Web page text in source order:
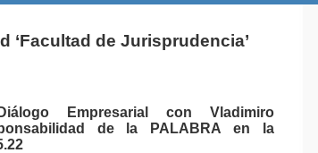
‘Facultad de Jurisprudencia’
Empresarial con Vladimiro
de la PALABRA en la